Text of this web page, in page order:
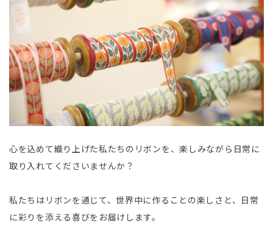
心を込めて織り上げた私たちのリボンを、楽しみながら日常に
取り入れてくださいませんか？
私たちはリボンを通じて、世界中に作ることの楽しさと、日常
に彩りを添える喜びをお届けします。